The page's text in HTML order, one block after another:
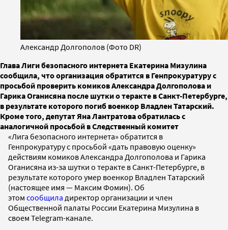
Александр Долгополов (Фото DR)
Глава Лиги безопасного интернета Екатерина Мизулина
сообщила, что организация обратится в Генпрокуратуру с
просьбой проверить комиков Александра Долгополова и
Гарика Оганисяна после шутки о теракте в Санкт-Петербурге,
в результате которого погиб военкор Владлен Татарский.
Кроме того, депутат Яна Лантратова обратилась с
аналогичной просьбой в Следственный комитет
«Лига безопасного интернета» обратится в
Генпрокуратуру с просьбой «дать правовую оценку»
действиям комиков Александра Долгополова и Гарика
Оганисяна из-за шутки о теракте в Санкт-Петербурге, в
результате которого умер военкор Владлен Татарский
(настоящее имя — Максим Фомин). Об
этом сообщила директор организации и член
Общественной палаты России Екатерина Мизулина в
своем Telegram-канале.